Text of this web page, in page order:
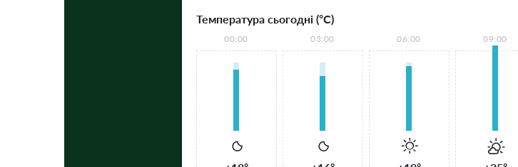
Температура сьогодні (°С)
00:00 03:00 06:00 09:00